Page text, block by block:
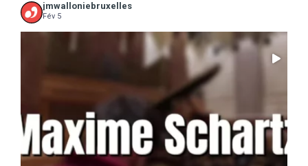
jmwalloniebruxelles
Fév 5
Il ne reste que 10 jours pour sauter le pas :